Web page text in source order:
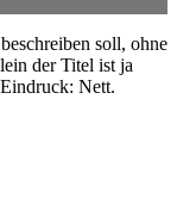
soll, ohne
der Titel ist ja
Nett.